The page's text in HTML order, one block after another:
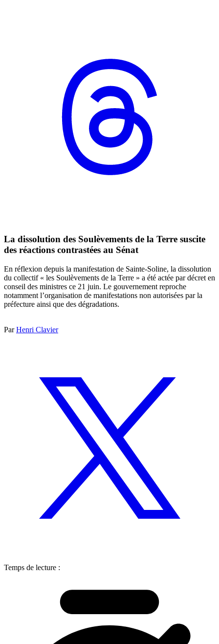
La dissolution des Soulèvements de la Terre suscite
des réactions contrastées au Sénat
En réflexion depuis la manifestation de Sainte-Soline, la dissolution
du collectif « les Soulèvements de la Terre » a été actée par décret en
conseil des ministres ce 21 juin. Le gouvernement reproche
notamment l’organisation de manifestations non autorisées par la
préfecture ainsi que des dégradations.
ParHenri Clavier
Temps de lecture :